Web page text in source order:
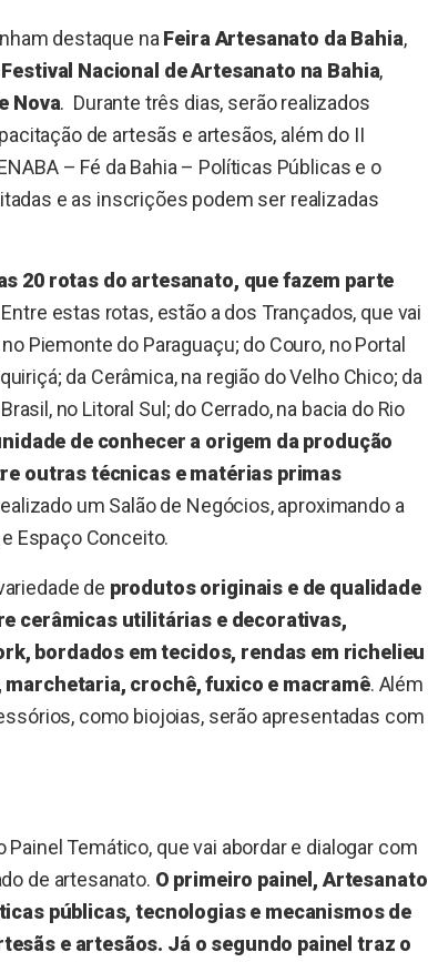
destaque na Feira Artesanato da Bahia,
Festival Nacional de Artesanato na Bahia,
Nova. Durante três dias, serão realizados
de artesãs e artesãos, além do II
– Fé da Bahia – Políticas Públicas e o
e as inscrições podem ser realizadas
20 rotas do artesanato, que fazem parte
estas rotas, estão a dos Trançados, que vai
Piemonte do Paraguaçu; do Couro, no Portal
da Cerâmica, na região do Velho Chico; da
no Litoral Sul; do Cerrado, na bacia do Rio
de conhecer a origem da produção
outras técnicas e matérias primas
um Salão de Negócios, aproximando a
Espaço Conceito.
de produtos originais e de qualidade
cerâmicas utilitárias e decorativas,
bordados em tecidos, rendas em richelieu
crochê, fuxico e macramê. Além
como biojoias, serão apresentadas com
Temático, que vai abordar e dialogar com
de artesanato. O primeiro painel, Artesanato
públicas, tecnologias e mecanismos de
e artesãos. Já o segundo painel traz o